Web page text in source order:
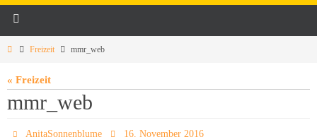
Freizeit mmr_web
« Freizeit
mmr_web
AnitaSonnenblume 16. November 2016